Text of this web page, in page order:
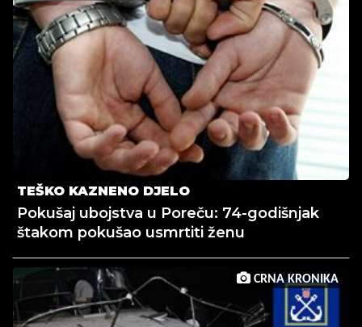
TEŠKO KAZNENO DJELO
Pokušaj ubojstva u Poreču: 74-godišnjak
štakom pokušao usmrtiti ženu
CRNA KRONIKA